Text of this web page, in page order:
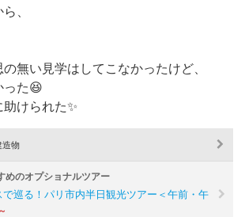
、
無い見学はしてこなかったけど、
った😆
けられた✨️
造物
めのオプショナルツアー
巡る！パリ市内半日観光ツアー＜午前・午
～